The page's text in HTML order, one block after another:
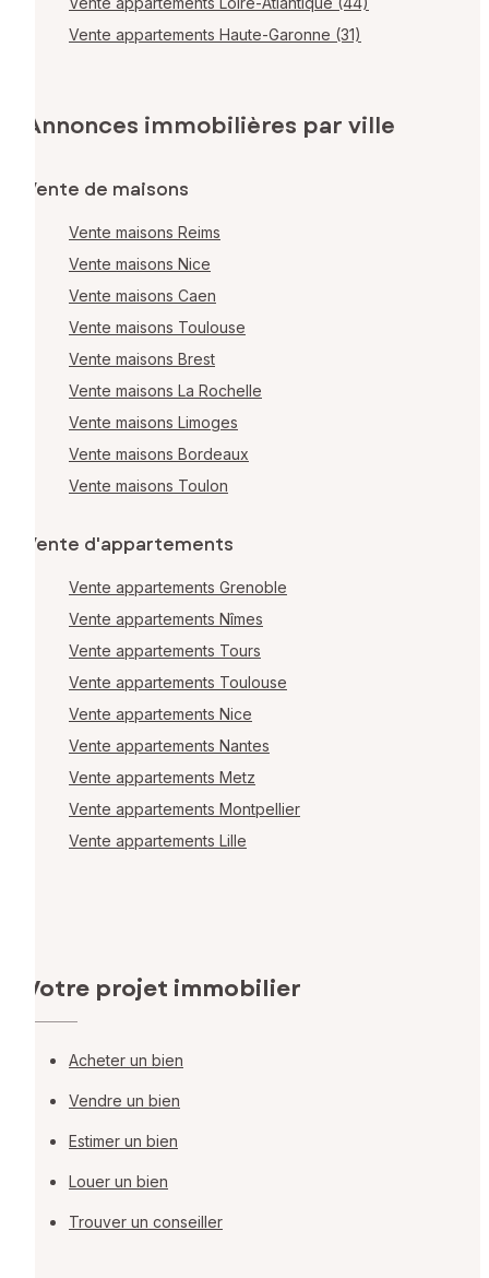
Vente appartements Haute-Garonne (31)
Annonces immobilières par ville
Vente de maisons
Vente maisons Reims
Vente maisons Nice
Vente maisons Caen
Vente maisons Toulouse
Vente maisons Brest
Vente maisons La Rochelle
Vente maisons Limoges
Vente maisons Bordeaux
Vente maisons Toulon
Vente d'appartements
Vente appartements Grenoble
Vente appartements Nîmes
Vente appartements Tours
Vente appartements Toulouse
Vente appartements Nice
Vente appartements Nantes
Vente appartements Metz
Vente appartements Montpellier
Vente appartements Lille
Votre projet immobilier
Acheter un bien
Vendre un bien
Estimer un bien
Louer un bien
Trouver un conseiller